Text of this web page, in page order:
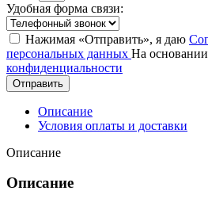
Удобная форма связи:
Нажимая «Отправить», я даю
персональных данных На основании
конфиденциальности
Отправить
Описание
Условия оплаты и доставки
Описание
Описание